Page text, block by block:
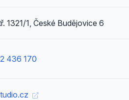
1321/1, České Budějovice 6
436 170